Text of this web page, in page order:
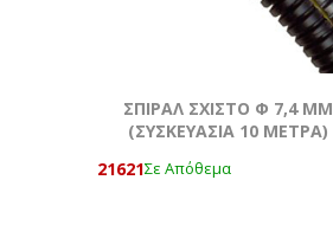
ΣΠΙΡΑΛ ΣΧΙΣΤΟ Φ 7,4 MM
(ΣΥΣΚΕΥΑΣΙΑ 10 ΜΕΤΡΑ)
21621Σε Απόθεμα